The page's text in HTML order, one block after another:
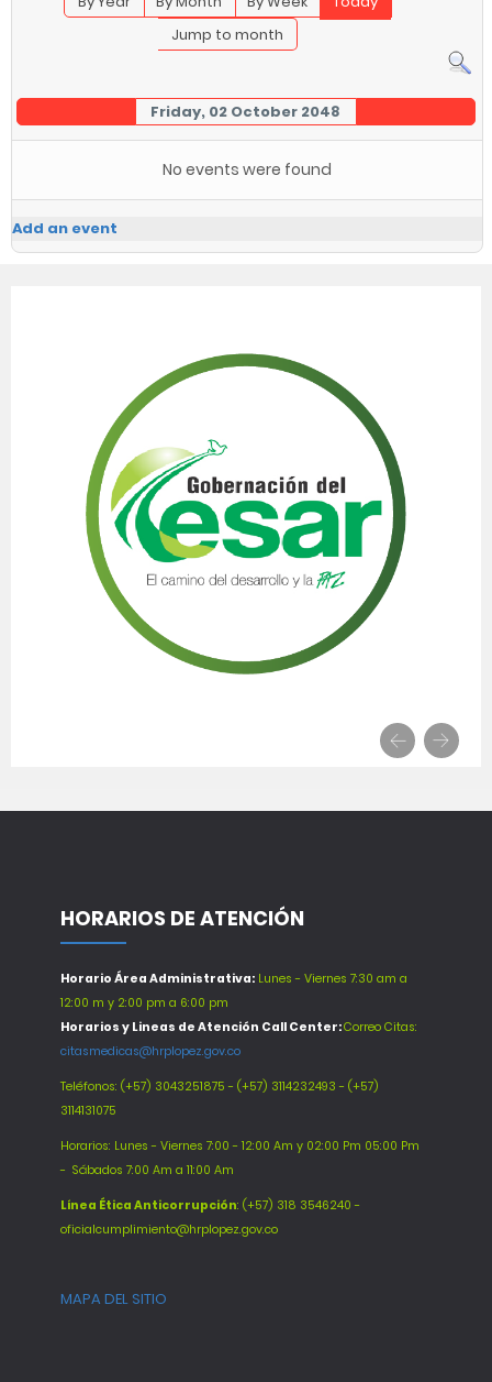
Jump to month
Friday, 02 October 2048
No events were found
Add an event
HORARIOS DE ATENCIÓN
Horario Área Administrativa: Lunes - Viernes 7:30 am a
12:00 m y 2:00 pm a 6:00 pm
Horarios y Lineas de Atención Call Center:Correo Citas:
citasmedicas@hrplopez.gov.co
Teléfonos: (+57) 3043251875 - (+57) 3114232493 - (+57)
3114131075
Horarios: Lunes - Viernes 7:00 - 12:00 Am y 02:00 Pm 05:00 Pm
- Sábados 7:00 Am a 11:00 Am
Línea Ética Anticorrupción: (+57) 318 3546240 -
oficialcumplimiento@hrplopez.gov.co
MAPA DEL SITIO